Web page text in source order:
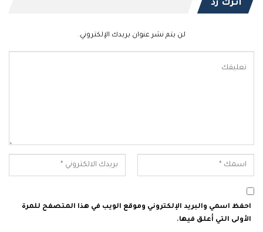
اترك رد
لن يتم نشر عنوان بريدك الإلكتروني.
احفظ اسمي والبريد الإلكتروني وموقع الويب في هذا المتصفح للمرة
الأولى التي أعلق فيها.